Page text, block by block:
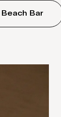
Bar